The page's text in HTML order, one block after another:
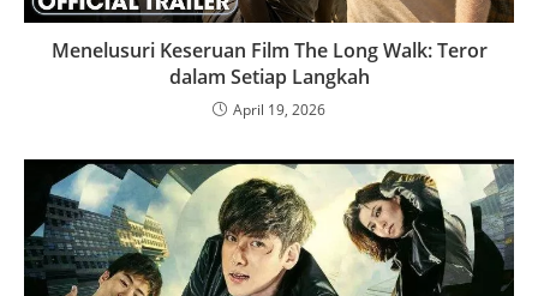
Menelusuri Keseruan Film The Long Walk: Teror
dalam Setiap Langkah
April 19, 2026